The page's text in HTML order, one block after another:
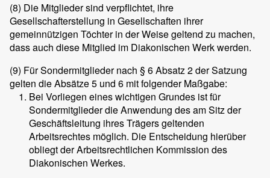
(8) Die Mitglieder sind verpflichtet, ihre
Gesellschafterstellung in Gesellschaften ihrer
gemeinnützigen Töchter in der Weise geltend zu machen,
dass auch diese Mitglied im Diakonischen Werk werden.
(9) Für Sondermitglieder nach § 6 Absatz 2 der Satzung
gelten die Absätze 5 und 6 mit folgender Maßgabe:
Bei Vorliegen eines wichtigen Grundes ist für
Sondermitglieder die Anwendung des am Sitz der
Geschäftsleitung ihres Trägers geltenden
Arbeitsrechtes möglich. Die Entscheidung hierüber
obliegt der Arbeitsrechtlichen Kommission des
Diakonischen Werkes.